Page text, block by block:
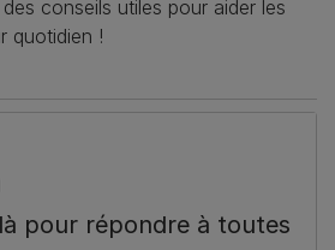
conseils utiles pour aider les
quotidien !
pour répondre à toutes